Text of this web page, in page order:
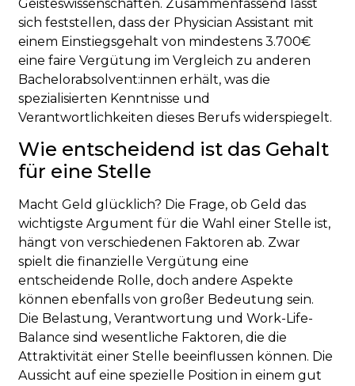
Geisteswissenschaften. Zusammenfassend lässt
sich feststellen, dass der Physician Assistant mit
einem Einstiegsgehalt von mindestens 3.700€
eine faire Vergütung im Vergleich zu anderen
Bachelorabsolvent:innen erhält, was die
spezialisierten Kenntnisse und
Verantwortlichkeiten dieses Berufs widerspiegelt.
Wie entscheidend ist das Gehalt
für eine Stelle
Macht Geld glücklich? Die Frage, ob Geld das
wichtigste Argument für die Wahl einer Stelle ist,
hängt von verschiedenen Faktoren ab. Zwar
spielt die finanzielle Vergütung eine
entscheidende Rolle, doch andere Aspekte
können ebenfalls von großer Bedeutung sein.
Die Belastung, Verantwortung und Work-Life-
Balance sind wesentliche Faktoren, die die
Attraktivität einer Stelle beeinflussen können. Die
Aussicht auf eine spezielle Position in einem gut